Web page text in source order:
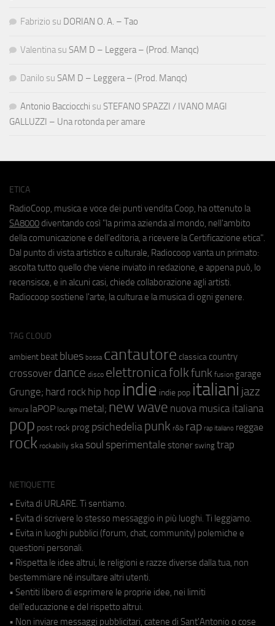
Fabrizio su DORIAN O. A. – Tao
Valentina su SAM D – Leggera – (Prod. Manqc)
Danilo su SAM D – Leggera – (Prod. Manqc)
Antonio Bacciocchi su STEFANO SPAZZI / IVANO MAGI
GALLUZZI – Una rotonda per amare
ETICA
RadioCoop, musica e voce dei punti vendita Coop, ha ottenuto la
SA8000 diventando così "la prima azienda al mondo, nell'ambito
della comunicazione e dell'editoria, a ricevere la Certificazione etica".
Dal punto di vista artistico e culturale, Radiocoop vanta un primato:
ascolta tutto quello che viene inviato in redazione, e appena può, lo
recensisce, e in alcuni casi, chiede collaborazione agli artisti.
Radiocoop sostiene l'arte, la cultura e la musica di ogni genere.
TAG CLOUD
ambient beat blues bossa cantautore classica country
crossover dance disco elettronicafolkfunk fusion garage
Grunge; hard rock hip hop indie indie pop italiani jazz
kimura laPOP lounge metal; new wave nuova musica italiana
pop post rock prog psichedeliapunk r&b rap rap italiano reggae
rock rockabilly ska soul sperimentale stoner swing trap
NETIQUETTE
• Evita di URLARE. Ti sentiamo.
• Evita di scrivere lo stesso messaggio in più luoghi. Ti leggiamo.
• Evita in luoghi pubblici (forum, chat, community) polemiche e
questioni personali.
• Rispetta le idee altrui, le religioni e razze diverse dalla tua, non
bestemmiare né insultare altri utenti.
• Sentiti libero di esprimere le proprie idee, nei limiti
dell'educazione e del rispetto altrui.
• Non inviare messaggi pubblicitari, catene di Sant'Antonio o cose